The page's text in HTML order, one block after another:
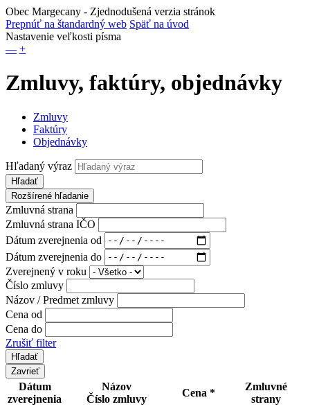
Obec Margecany - Zjednodušená verzia stránok
Prepnúť na štandardný web Späť na úvod
Nastavenie veľkosti písma
— +
Zmluvy, faktúry, objednávky
Zmluvy
Faktúry
Objednávky
Hľadaný výraz
Hľadať
Rozšírené hľadanie
Zmluvná strana
Zmluvná strana IČO
Dátum zverejnenia od
Dátum zverejnenia do
Zverejnený v roku
Číslo zmluvy
Názov / Predmet zmluvy
Cena od
Cena do
Zrušiť filter
Zavrieť
Dátum
zverejnenia
Názov
Číslo zmluvy
Cena *
Zmluvné
strany